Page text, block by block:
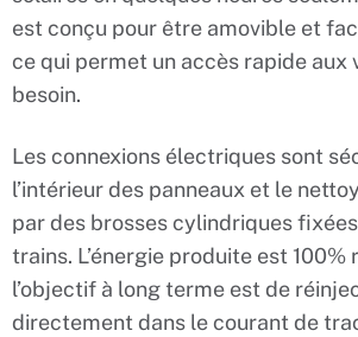
est conçu pour être amovible et
ce qui permet un accès rapide aux
besoin.
Les connexions électriques sont
l’intérieur des panneaux et le
par des brosses cylindriques fixées
trains. L’énergie produite est
l’objectif à long terme est de
directement dans le courant de